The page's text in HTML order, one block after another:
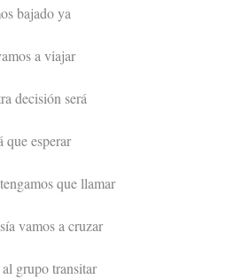
bajado ya
a viajar
decisión será
que esperar
que llamar
vamos a cruzar
grupo transitar